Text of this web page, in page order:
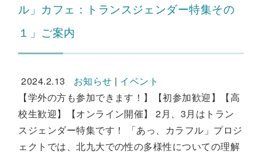
ル」カフェ：トランスジェンダー特集その
１」ご案内
2024.2.13 お知らせ | イベント
【学外の方も参加できます！】【初参加歓迎】【高
校生歓迎】【オンライン開催】 2月、3月はトラン
スジェンダー特集です！ 「あっ、カラフル」プロジ
ェクトでは、北九大での性の多様性についての理解